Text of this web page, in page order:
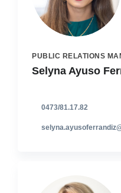
PUBLIC RELATIONS
Selyna Ayuso
0473/81.17.82